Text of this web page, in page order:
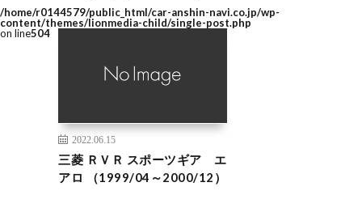
/home/r0144579/public_html/car-anshin-navi.co.jp/wp-
content/themes/lionmedia-child/single-post.php
on line504
2022.06.15
三菱 ＲＶＲ スポーツギア エ
アロ （1999/04～2000/12）